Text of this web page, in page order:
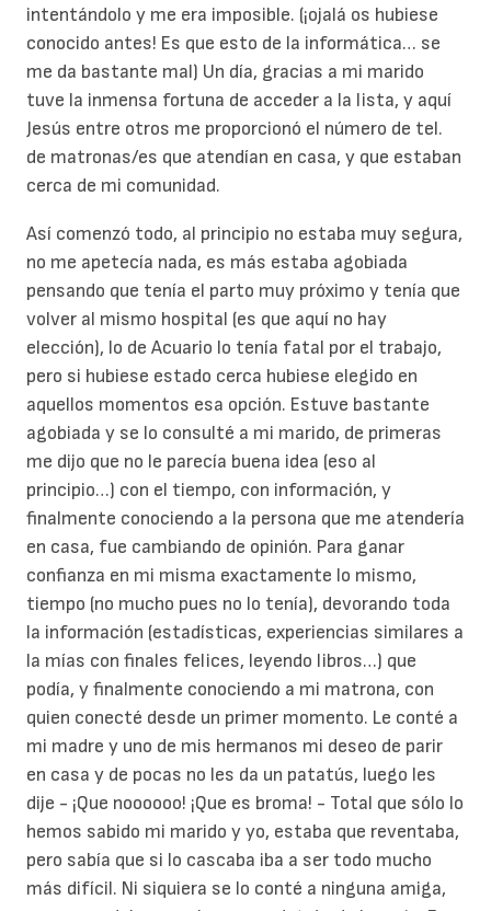
intentándolo y me era imposible. (¡ojalá os hubiese
conocido antes! Es que esto de la informática… se
me da bastante mal) Un día, gracias a mi marido
tuve la inmensa fortuna de acceder a la lista, y aquí
Jesús entre otros me proporcionó el número de tel.
de matronas/es que atendían en casa, y que estaban
cerca de mi comunidad.
Así comenzó todo, al principio no estaba muy segura,
no me apetecía nada, es más estaba agobiada
pensando que tenía el parto muy próximo y tenía que
volver al mismo hospital (es que aquí no hay
elección), lo de Acuario lo tenía fatal por el trabajo,
pero si hubiese estado cerca hubiese elegido en
aquellos momentos esa opción. Estuve bastante
agobiada y se lo consulté a mi marido, de primeras
me dijo que no le parecía buena idea (eso al
principio…) con el tiempo, con información, y
finalmente conociendo a la persona que me atendería
en casa, fue cambiando de opinión. Para ganar
confianza en mi misma exactamente lo mismo,
tiempo (no mucho pues no lo tenía), devorando toda
la información (estadísticas, experiencias similares a
la mías con finales felices, leyendo libros…) que
podía, y finalmente conociendo a mi matrona, con
quien conecté desde un primer momento. Le conté a
mi madre y uno de mis hermanos mi deseo de parir
en casa y de pocas no les da un patatús, luego les
dije - ¡Que noooooo! ¡Que es broma! - Total que sólo lo
hemos sabido mi marido y yo, estaba que reventaba,
pero sabía que si lo cascaba iba a ser todo mucho
más difícil. Ni siquiera se lo conté a ninguna amiga,